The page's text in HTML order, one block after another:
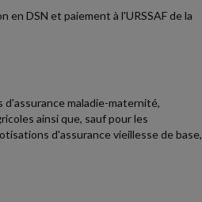
en DSN et paiement à l'URSSAF de la
maladie-maternité,
ainsi que, sauf pour les
d'assurance vieillesse de base,